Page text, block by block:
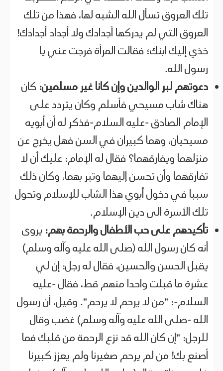
تلك العروق تسأل الله الشبه لها، فهذا من تلك
العروق التي لم يدركها أجدادك ولا أجداد أجدادك!
خذي إليك ابنك؛ فقالت المرأة فرجت عني يا
رسول الله.
دعوتهم لبر الوالدين وإن كانا غير مسلمين: كان
هناك شاب مسيحي فأسلم وكان يتردد على
الإمام الصادق -عليه السلام-فذكر له أن أبويه
مسيحيان، وهما كبيران في السن فهل يخرج عن
منزلهما ويفارقهما؟ فقال له الإمام: عليك أن لا
تفارقهما وأن تحسن إليهما وتبر بهما، وكان ذلك
سببا في دخول أبوي هذا الشاب للإسلام وتحول
تلك الأسرة الى دين الإسلام.
تأكيدهم على حب الأطفال والرحمة بهم: يروى
أنه كان رسول الله (صلى الله عليه وآله وسلم)
يقبل الحسن والحسين، فقال له رجل: إن لي
عشرة ما قبلت واحدا منهم قط، فقال -عليه
السلام-: "من لا يرحم لا يرحم". وقيل، أن رسول
الله -صلى الله عليه وآله وسلم) غضب وقال
للرجل: "إن كان الله قد نزع الرحمة من قلبك فما
أصنع بك! من لم يرحم صغيرنا ولم يعزز كبيرنا